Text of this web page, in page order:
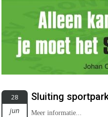
28
jun
Sluiting
Meer informatie...